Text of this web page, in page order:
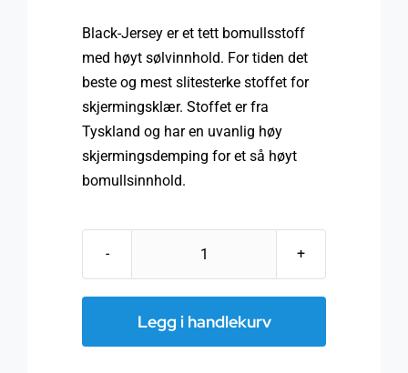
Black-Jersey er et tett bomullsstoff
med høyt sølvinnhold. For tiden det
beste og mest slitesterke stoffet for
skjermingsklær. Stoffet er fra
Tyskland og har en uvanlig høy
skjermingsdemping for et så høyt
bomullsinnhold.
YSHIELD®
|
Legg i handlekurv